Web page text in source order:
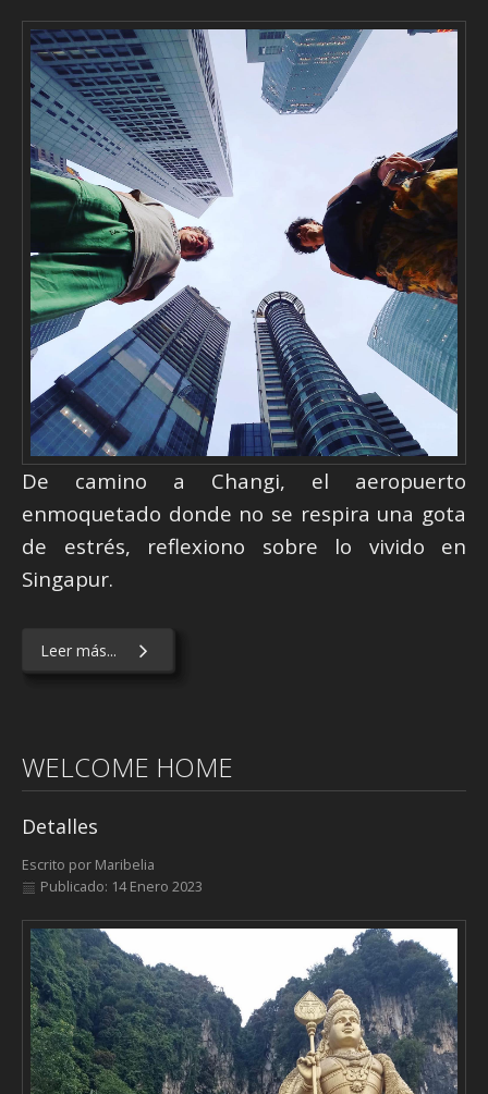
De camino a Changi, el aeropuerto
enmoquetado donde no se respira una gota
de estrés, reflexiono sobre lo vivido en
Singapur.
Leer más...
WELCOME HOME
Detalles
Escrito por Maribelia
Publicado: 14 Enero 2023